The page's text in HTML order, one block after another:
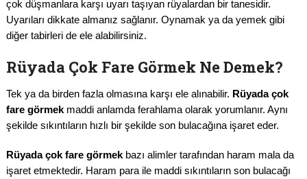
çok düşmanlara karşı uyarı taşıyan rüyalardan bir tanesidir.
Uyarıları dikkate almanız sağlanır. Oynamak ya da yemek gibi
diğer tabirleri de ele alabilirsiniz.
Rüyada Çok Fare Görmek Ne Demek?
Tek ya da birden fazla olmasına karşı ele alınabilir. Rüyada çok
fare görmek maddi anlamda ferahlama olarak yorumlanır. Aynı
şekilde sıkıntıların hızlı bir şekilde son bulacağına işaret eder.
Rüyada çok fare görmek bazı alimler tarafından haram mala da
işaret etmektedir. Haram para ile maddi sıkıntıların son bulacağı